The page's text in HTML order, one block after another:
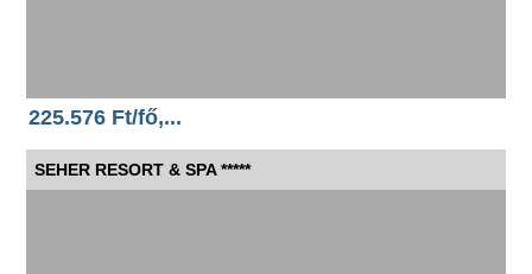
225.576 Ft/fő,...
SEHER RESORT & SPA *****